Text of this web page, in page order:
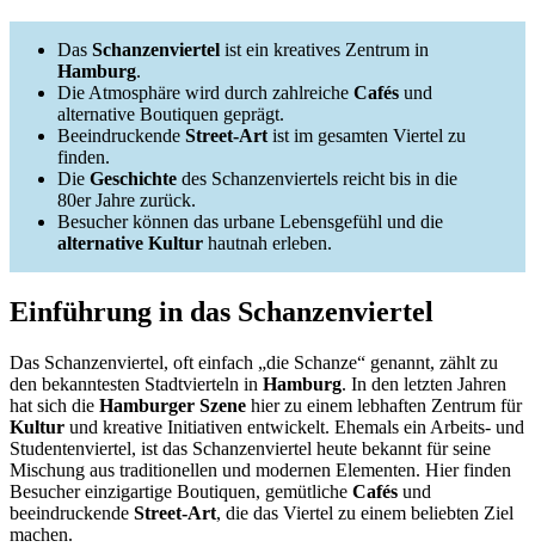
Das Schanzenviertel ist ein kreatives Zentrum in
Hamburg.
Die Atmosphäre wird durch zahlreiche Cafés und
alternative Boutiquen geprägt.
Beeindruckende Street-Art ist im gesamten Viertel zu
finden.
Die Geschichte des Schanzenviertels reicht bis in die
80er Jahre zurück.
Besucher können das urbane Lebensgefühl und die
alternative Kultur hautnah erleben.
Einführung in das Schanzenviertel
Das Schanzenviertel, oft einfach „die Schanze“ genannt, zählt zu
den bekanntesten Stadtvierteln in Hamburg. In den letzten Jahren
hat sich die Hamburger Szene hier zu einem lebhaften Zentrum für
Kultur und kreative Initiativen entwickelt. Ehemals ein Arbeits- und
Studentenviertel, ist das Schanzenviertel heute bekannt für seine
Mischung aus traditionellen und modernen Elementen. Hier finden
Besucher einzigartige Boutiquen, gemütliche Cafés und
beeindruckende Street-Art, die das Viertel zu einem beliebten Ziel
machen.